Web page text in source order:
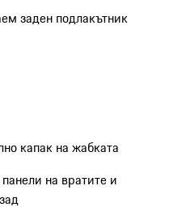
заден подлакътник
капак на жабката
на вратите и